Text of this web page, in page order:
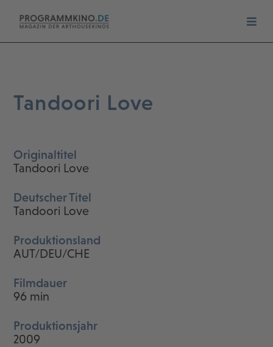
Tandoori Love
Originaltitel
Tandoori Love
Deutscher Titel
Tandoori Love
Produktionsland
AUT/DEU/CHE
Filmdauer
96 min
Produktionsjahr
2009